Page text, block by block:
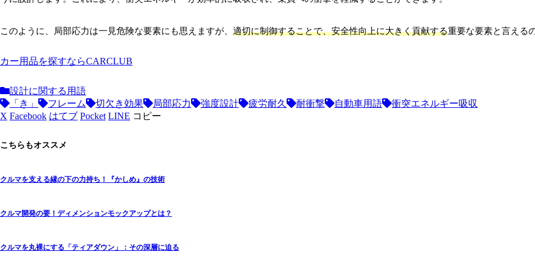
このように、局部応力は一見危険な要素にも思えますが、 適切に制御することで、安全性向上に大きく貢献する重要な要素と言える
カー用品を探すならCARCLUB
設計に関する用語
「き」
フレーム 切欠き効果 局部応力 強度設計 疲労耐久 耐衝撃 自動車用語
衝突エネルギー吸収
X Facebook はてブ Pocket LINE コピー
こちらもオススメ
クルマを支える縁の下の力持ち！『かしめ』の技術
クルマ開発の要！ディメンションモックアップとは？
クルマを丸裸にする「ティアダウン」：その深層に迫る